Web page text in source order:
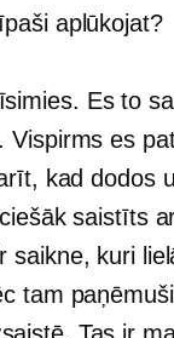
aplūkojat?
Es to
Vispirms es
kad dodos
saistīts
saikne, kuri
tam